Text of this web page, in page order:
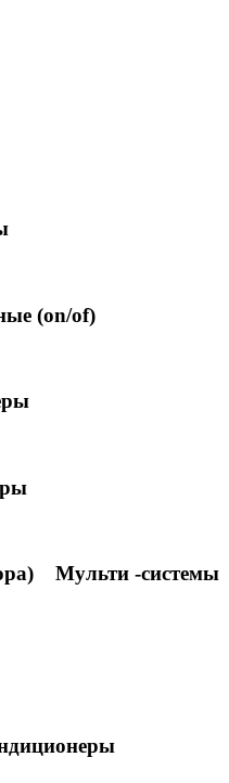
(on/of)
Мульти -системы